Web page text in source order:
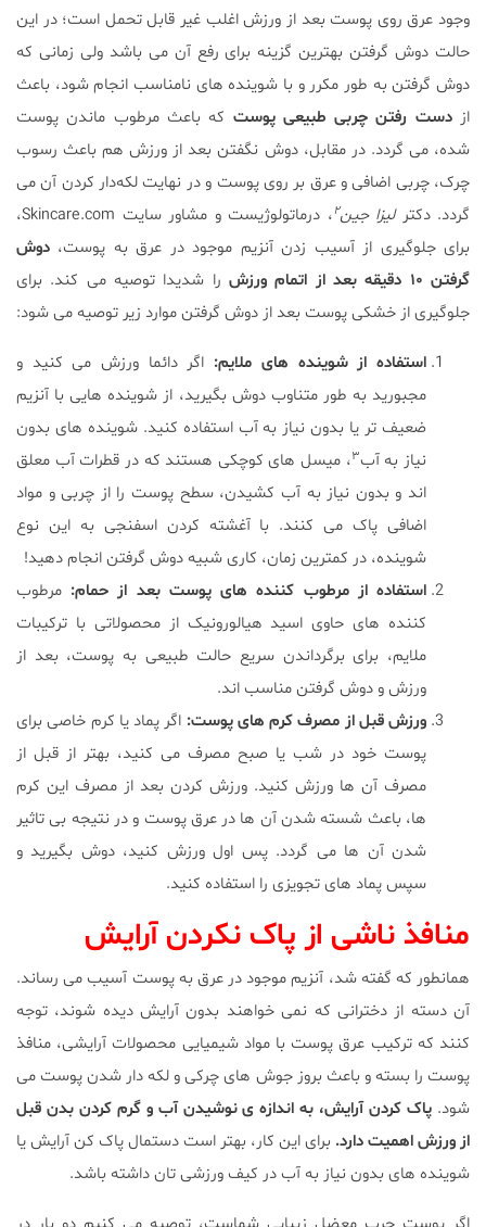
وجود عرق روی پوست بعد از ورزش اغلب غیر قابل تحمل است؛ در این
حالت دوش گرفتن بهترین گزینه برای رفع آن می باشد ولی زمانی که
دوش گرفتن به طور مکرر و با شوینده های نامناسب انجام شود، باعث
ازدست رفتن چربی طبیعی پوست که باعث مرطوب ماندن پوست
شده، می گردد. در مقابل، دوش نگفتن بعد از ورزش هم باعث رسوب
چرک، چربی اضافی و عرق بر روی پوست و در نهایت لکه‌دار کردن آن می
گردد. دکترلیزا جین۲
، درماتولوژیست و مشاور سایت Skincare.com،
برای جلوگیری از آسیب زدن آنزیم موجود در عرق به پوست، دوش
گرفتن ۱۰ دقیقه بعد از اتمام ورزش
را شدیدا توصیه می کند. برای
جلوگیری از خشکی پوست بعد از دوش گرفتن موارد زیر توصیه می شود:
استفاده از شوینده های ملایم: اگر دائما ورزش می کنید و
مجبورید به طور متناوب دوش بگیرید، از شوینده هایی با آنزیم
ضعیف تر یا بدون نیاز به آب استفاده کنید. شوینده های بدون
نیاز به آب۳ ، میسل های کوچکی هستند که در قطرات آب معلق
اند و بدون نیاز به آب کشیدن، سطح پوست را از چربی و مواد
اضافی پاک می کنند. با آغشته کردن اسفنجی به این نوع
شوینده، در کمترین زمان، کاری شبیه دوش گرفتن انجام دهید!
استفاده از مرطوب کننده های پوست بعد از حمام: مرطوب
کننده های حاوی اسید هیالورونیک از محصولاتی با ترکیبات
ملایم، برای برگرداندن سریع حالت طبیعی به پوست، بعد از
ورزش و دوش گرفتن مناسب اند.
ورزش قبل از مصرف کرم های پوست: اگر پماد یا کرم خاصی برای
پوست خود در شب یا صبح مصرف می کنید، بهتر از قبل از
مصرف آن ها ورزش کنید. ورزش کردن بعد از مصرف این کرم
ها، باعث شسته شدن آن ها در عرق پوست و در نتیجه بی تاثیر
شدن آن ها می گردد. پس اول ورزش کنید، دوش بگیرید و
سپس پماد های تجویزی را استفاده کنید.
منافذ ناشی از پاک نکردن آرایش
همانطور که گفته شد، آنزیم موجود در عرق به پوست آسیب می رساند.
آن دسته از دخترانی که نمی خواهند بدون آرایش دیده شوند، توجه
کنند که ترکیب عرق پوست با مواد شیمیایی محصولات آرایشی، منافذ
پوست را بسته و باعث بروز جوش های چرکی و لکه دار شدن پوست می
شود. پاک کردن آرایش، به اندازه ی نوشیدن آب و گرم کردن بدن قبل
از ورزش اهمیت دارد. برای این کار، بهتر است دستمال پاک کن آرایش یا
شوینده های بدون نیاز به آب در کیف ورزشی تان داشته باشد.